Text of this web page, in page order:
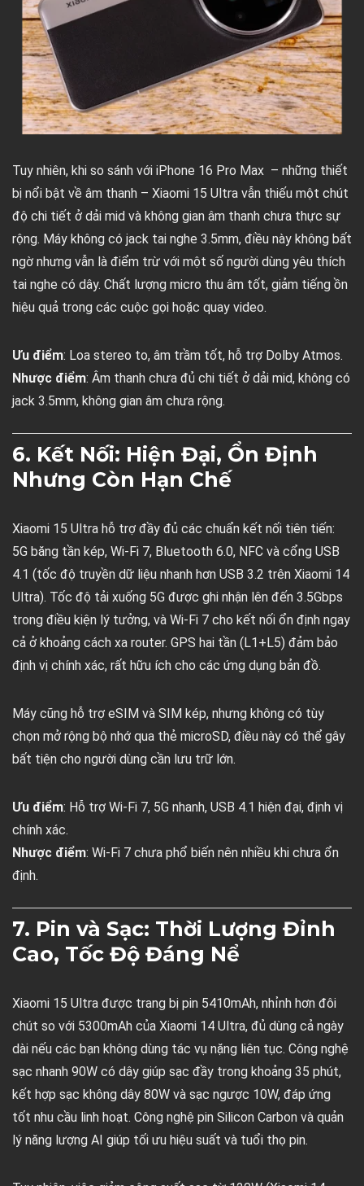
Tuy nhiên, khi so sánh với iPhone 16 Pro Max – những thiết
bị nổi bật về âm thanh – Xiaomi 15 Ultra vẫn thiếu một chút
độ chi tiết ở dải mid và không gian âm thanh chưa thực sự
rộng. Máy không có jack tai nghe 3.5mm, điều này không bất
ngờ nhưng vẫn là điểm trừ với một số người dùng yêu thích
tai nghe có dây. Chất lượng micro thu âm tốt, giảm tiếng ồn
hiệu quả trong các cuộc gọi hoặc quay video.
Ưu điểm: Loa stereo to, âm trầm tốt, hỗ trợ Dolby Atmos.
Nhược điểm: Âm thanh chưa đủ chi tiết ở dải mid, không có
jack 3.5mm, không gian âm chưa rộng.
6. Kết Nối: Hiện Đại, Ổn Định
Nhưng Còn Hạn Chế
Xiaomi 15 Ultra hỗ trợ đầy đủ các chuẩn kết nối tiên tiến:
5G băng tần kép, Wi-Fi 7, Bluetooth 6.0, NFC và cổng USB
4.1 (tốc độ truyền dữ liệu nhanh hơn USB 3.2 trên Xiaomi 14
Ultra). Tốc độ tải xuống 5G được ghi nhận lên đến 3.5Gbps
trong điều kiện lý tưởng, và Wi-Fi 7 cho kết nối ổn định ngay
cả ở khoảng cách xa router. GPS hai tần (L1+L5) đảm bảo
định vị chính xác, rất hữu ích cho các ứng dụng bản đồ.
Máy cũng hỗ trợ eSIM và SIM kép, nhưng không có tùy
chọn mở rộng bộ nhớ qua thẻ microSD, điều này có thể gây
bất tiện cho người dùng cần lưu trữ lớn.
Ưu điểm: Hỗ trợ Wi-Fi 7, 5G nhanh, USB 4.1 hiện đại, định vị
chính xác.
Nhược điểm: Wi-Fi 7 chưa phổ biến nên nhiều khi chưa ổn
định.
7. Pin và Sạc: Thời Lượng Đỉnh
Cao, Tốc Độ Đáng Nể
Xiaomi 15 Ultra được trang bị pin 5410mAh, nhỉnh hơn đôi
chút so với 5300mAh của Xiaomi 14 Ultra, đủ dùng cả ngày
dài nếu các bạn không dùng tác vụ nặng liên tục. Công nghệ
sạc nhanh 90W có dây giúp sạc đầy trong khoảng 35 phút,
kết hợp sạc không dây 80W và sạc ngược 10W, đáp ứng
tốt nhu cầu linh hoạt. Công nghệ pin Silicon Carbon và quản
lý năng lượng AI giúp tối ưu hiệu suất và tuổi thọ pin.